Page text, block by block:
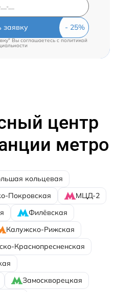
заявку
Вы соглашаетесь c политикой
центр
метро
кольцевая
Покровская
МЦД-2
Филёвская
Калужско-Рижская
Краснопресненская
Замоскворецкая